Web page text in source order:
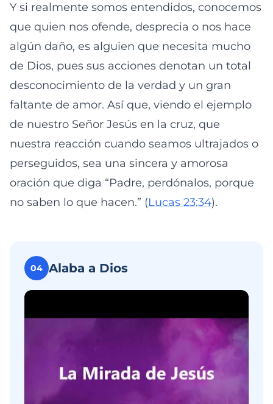
Y si realmente somos entendidos, conocemos
que quien nos ofende, desprecia o nos hace
algún daño, es alguien que necesita mucho
de Dios, pues sus acciones denotan un total
desconocimiento de la verdad y un gran
faltante de amor. Así que, viendo el ejemplo
de nuestro Señor Jesús en la cruz, que
nuestra reacción cuando seamos ultrajados o
perseguidos, sea una sincera y amorosa
oración que diga “Padre, perdónalos, porque
no saben lo que hacen.” (Lucas 23:34).
04 Alaba a Dios